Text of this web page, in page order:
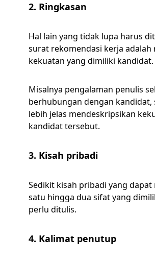
2. Ringkasan
Hal lain yang tidak lupa harus
surat rekomendasi kerja adalah
kekuatan yang dimiliki kandidat.
Misalnya pengalaman penulis
berhubungan dengan kandidat,
lebih jelas mendeskripsikan
kandidat tersebut.
3. Kisah pribadi
Sedikit kisah pribadi yang dapat
satu hingga dua sifat yang
perlu ditulis.
4. Kalimat penutup